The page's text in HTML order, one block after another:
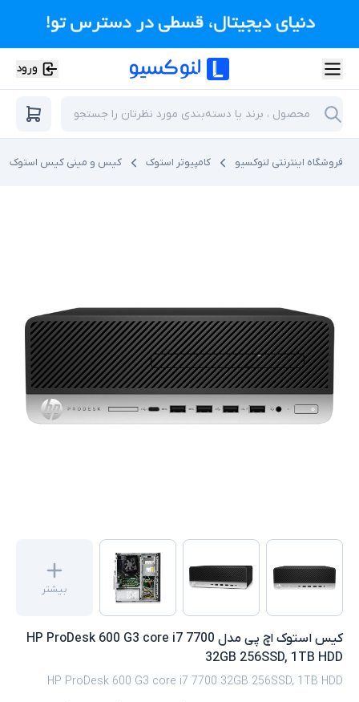
ورود
فروشگاه اینترنتی لنوکسیو کامپیوتر استوک کیس و مینی کیس استوک
بیشتر
کیس استوک اچ پی مدل HP ProDesk 600 G3 core i7 7700
32GB 256SSD, 1TB HDD
HP ProDesk 600 G3 core i7 7700 32GB 256SSD, 1TB HDD